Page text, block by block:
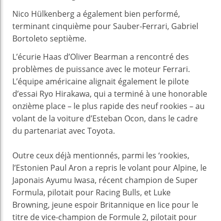
Nico Hülkenberg a également bien performé,
terminant cinquième pour Sauber-Ferrari, Gabriel
Bortoleto septième.
L’écurie Haas d’Oliver Bearman a rencontré des
problèmes de puissance avec le moteur Ferrari.
L’équipe américaine alignait également le pilote
d’essai Ryo Hirakawa, qui a terminé à une honorable
onzième place – le plus rapide des neuf rookies – au
volant de la voiture d’Esteban Ocon, dans le cadre
du partenariat avec Toyota.
Outre ceux déjà mentionnés, parmi les ‘rookies,
l’Estonien Paul Aron a repris le volant pour Alpine, le
Japonais Ayumu Iwasa, récent champion de Super
Formula, pilotait pour Racing Bulls, et Luke
Browning, jeune espoir Britannique en lice pour le
titre de vice-champion de Formule 2, pilotait pour